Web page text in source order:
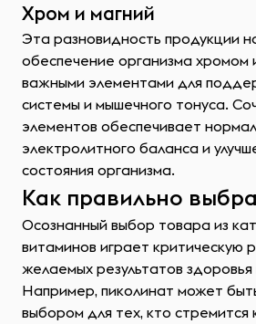
Хром и магний
Эта разновидность продукции
обеспечение организма хромом
важными элементами для
системы и мышечного тонуса.
элементов обеспечивает
электролитного баланса и
состояния организма.
Как правильно
Осознанный выбор товара из
витаминов играет критическую
желаемых результатов
Например, пиколинат может
выбором для тех, кто стремится